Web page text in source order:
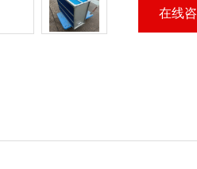
在线